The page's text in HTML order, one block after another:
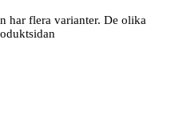
har flera varianter. De olika